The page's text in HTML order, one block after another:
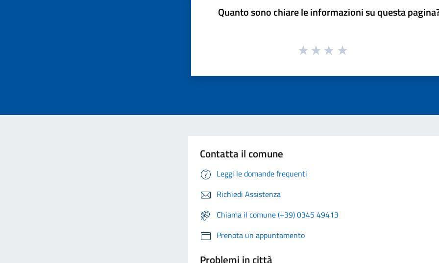
Quanto sono chiare le informazioni su questa
Contatta il comune
Leggi le domande frequenti
Richiedi Assistenza
Chiama il comune (+39) 0345 49413
Prenota un appuntamento
Problemi in città